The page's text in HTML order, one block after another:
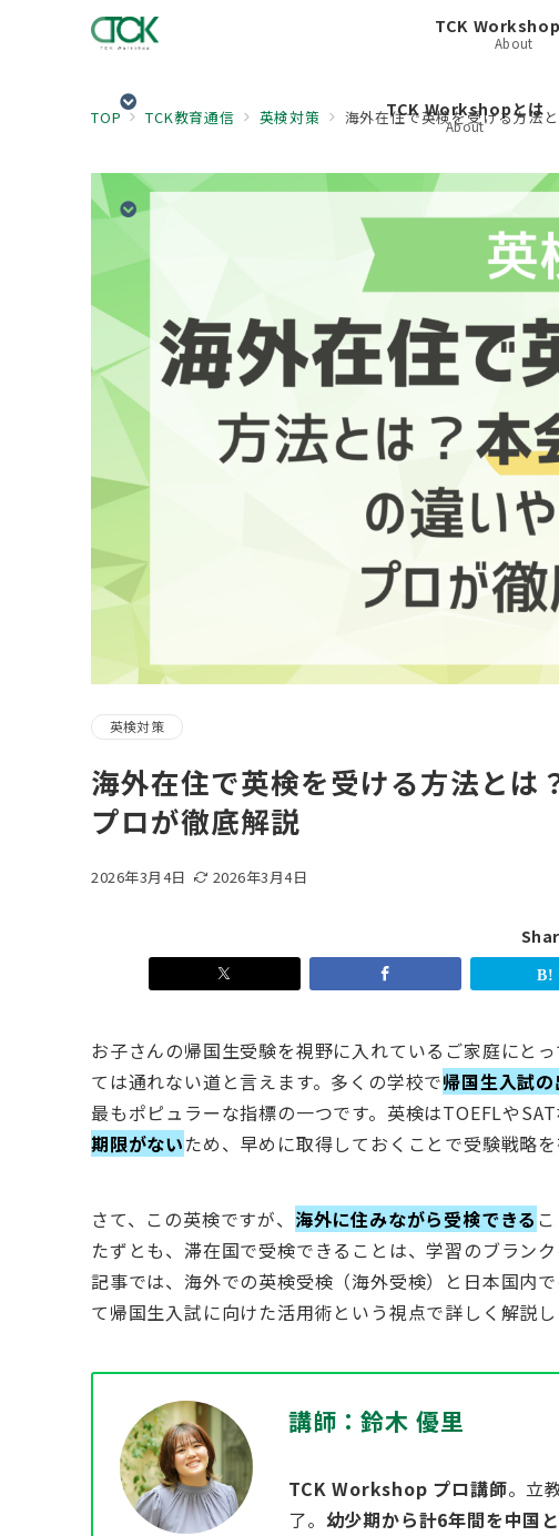
TCK Workshopとは
About
TCK
About
TOP TCK教育通信 英検対策 海外在住で英検を受ける方法
英検対策
海外在住で英検を受ける方法とは
プロが徹底解説
2026年3月4日 2026年3月4日
お子さんの帰国生受験を視野に入れているご家庭にと
ては通れない道と言えます。多くの学校で帰国生入試
最もポピュラーな指標の一つです。英検はTOEFLや
期限がないため、早めに取得しておくことで受験戦略
さて、この英検ですが、 海外に住みながら受検できる
たずとも、滞在国で受検できることは、学習のブラン
記事では、海外での英検受検（海外受検）と日本国内
て帰国生入試に向けた活用術という視点で詳しく解説し
講師：鈴木 優里
TCK Workshop プロ講師。立
了。 幼少期から計6年間を中国